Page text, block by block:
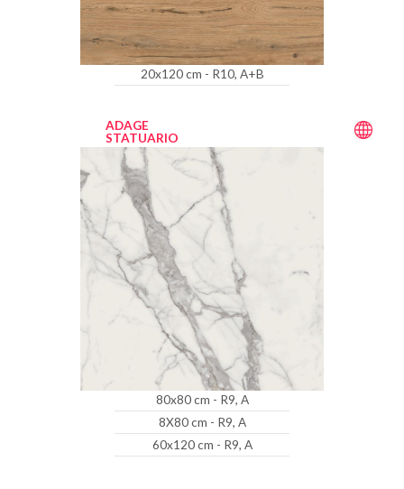
20x120 cm - R10, A+B
ADAGE
STATUARIO
80x80 cm - R9, A
8X80 cm - R9, A
60x120 cm - R9, A